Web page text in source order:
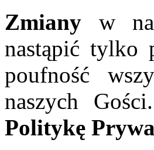
Zmiany w
nastąpić tylko
poufność
naszych
Politykę